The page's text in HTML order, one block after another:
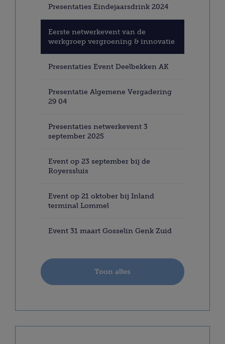
Presentaties Eindejaarsdrink 2024
Eerste netwerkevent van de
werkgroep vergroening & innovatie
Presentaties Event Deelbekken AK
Presentatie Algemene Vergadering
29 04
Presentaties netwerkevent 3
september 2025
Event op 23 september bij de
Royerssluis
Event op 21 oktober bij Inland
terminal Lommel
Event 31 maart Gosselin Genk Zuid
Toon alles